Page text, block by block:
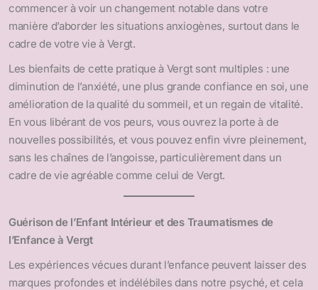
commencer à voir un changement notable dans votre
manière d’aborder les situations anxiogènes, surtout dans le
cadre de votre vie à Vergt.
Les bienfaits de cette pratique à Vergt sont multiples : une
diminution de l’anxiété, une plus grande confiance en soi, une
amélioration de la qualité du sommeil, et un regain de vitalité.
En vous libérant de vos peurs, vous ouvrez la porte à de
nouvelles possibilités, et vous pouvez enfin vivre pleinement,
sans les chaînes de l’angoisse, particulièrement dans un
cadre de vie agréable comme celui de Vergt.
Guérison de l’Enfant Intérieur et des Traumatismes de
l’Enfance à Vergt
Les expériences vécues durant l’enfance peuvent laisser des
marques profondes et indélébiles dans notre psyché, et cela